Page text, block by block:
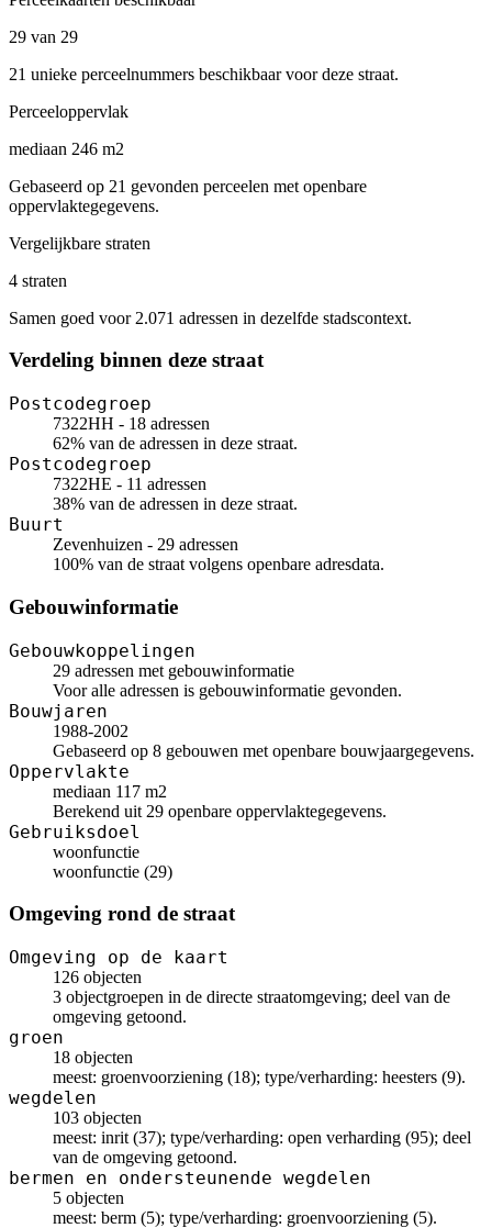
29 van 29
21 unieke perceelnummers beschikbaar voor deze straat.
Perceeloppervlak
mediaan 246 m2
Gebaseerd op 21 gevonden perceelen met openbare
oppervlaktegegevens.
Vergelijkbare straten
4 straten
Samen goed voor 2.071 adressen in dezelfde stadscontext.
Verdeling binnen deze straat
Postcodegroep
7322HH - 18 adressen
62% van de adressen in deze straat.
Postcodegroep
7322HE - 11 adressen
38% van de adressen in deze straat.
Buurt
Zevenhuizen - 29 adressen
100% van de straat volgens openbare adresdata.
Gebouwinformatie
Gebouwkoppelingen
29 adressen met gebouwinformatie
Voor alle adressen is gebouwinformatie gevonden.
Bouwjaren
1988-2002
Gebaseerd op 8 gebouwen met openbare bouwjaargegevens.
Oppervlakte
mediaan 117 m2
Berekend uit 29 openbare oppervlaktegegevens.
Gebruiksdoel
woonfunctie
woonfunctie (29)
Omgeving rond de straat
Omgeving op de kaart
126 objecten
3 objectgroepen in de directe straatomgeving; deel van de
omgeving getoond.
groen
18 objecten
meest: groenvoorziening (18); type/verharding: heesters (9).
wegdelen
103 objecten
meest: inrit (37); type/verharding: open verharding (95); deel
van de omgeving getoond.
bermen en ondersteunende wegdelen
5 objecten
meest: berm (5); type/verharding: groenvoorziening (5).